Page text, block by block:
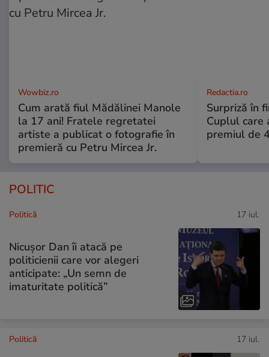
Wowbiz.ro
Cum arată fiul Mădălinei Manole
la 17 ani! Fratele regretatei
artiste a publicat o fotografie în
premieră cu Petru Mircea Jr.
Redactia.ro
Surpriză în
Cuplul care
premiul de
POLITIC
Politică 17 iul.
Nicușor Dan îi atacă pe
politicienii care vor alegeri
anticipate: „Un semn de
imaturitate politică”
Politică 17 iul.